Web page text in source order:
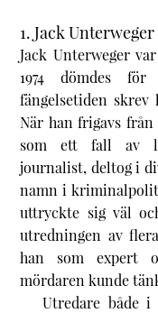
1. Jack Unterweger
Jack Unterweger
1974 dömdes
fängelsetiden
När han frigavs från
som ett fall av
journalist, deltog i
namn i
uttryckte sig väl
utredningen av
han som expert
mördaren kunde
Utredare både